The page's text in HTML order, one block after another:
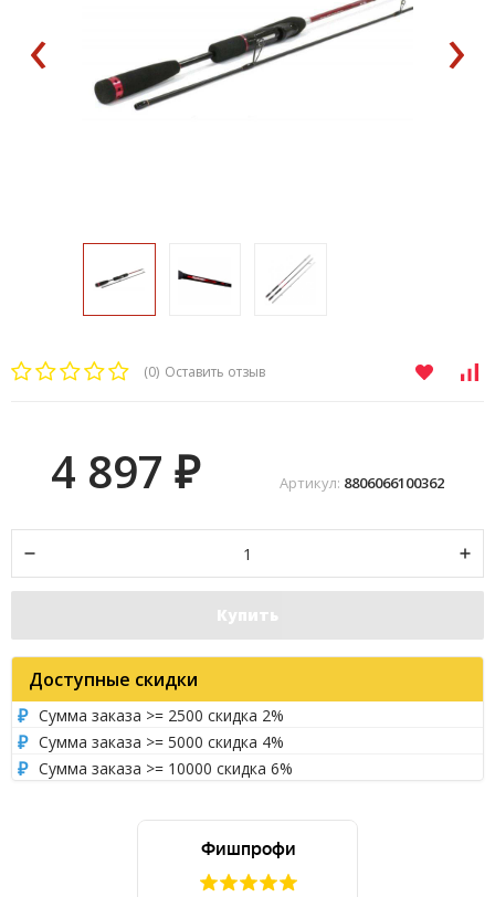
‹ ›
(0) Оставить отзыв
Артикул: 8806066100362
4 897 ₽
Купить
Доступные скидки
Сумма заказа >= 2500 скидка 2%
Сумма заказа >= 5000 скидка 4%
Сумма заказа >= 10000 скидка 6%